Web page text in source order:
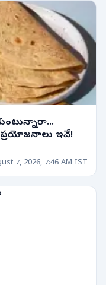
ప్రయోజనాలు ఇవే!
7, 2026, 7:46 AM IST